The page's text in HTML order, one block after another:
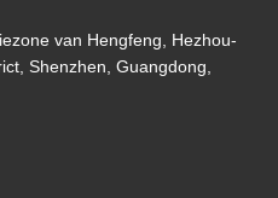
van Hengfeng, Hezhou-
Shenzhen, Guangdong,